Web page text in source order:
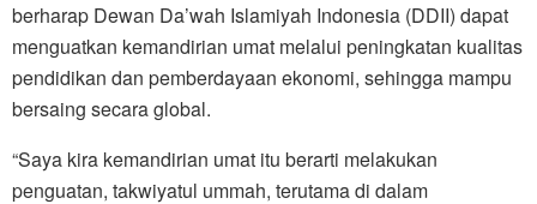
berharap Dewan Da’wah Islamiyah Indonesia (DDII) dapat
menguatkan kemandirian umat melalui peningkatan kualitas
pendidikan dan pemberdayaan ekonomi, sehingga mampu
bersaing secara global.
“Saya kira kemandirian umat itu berarti melakukan
penguatan, takwiyatul ummah, terutama di dalam